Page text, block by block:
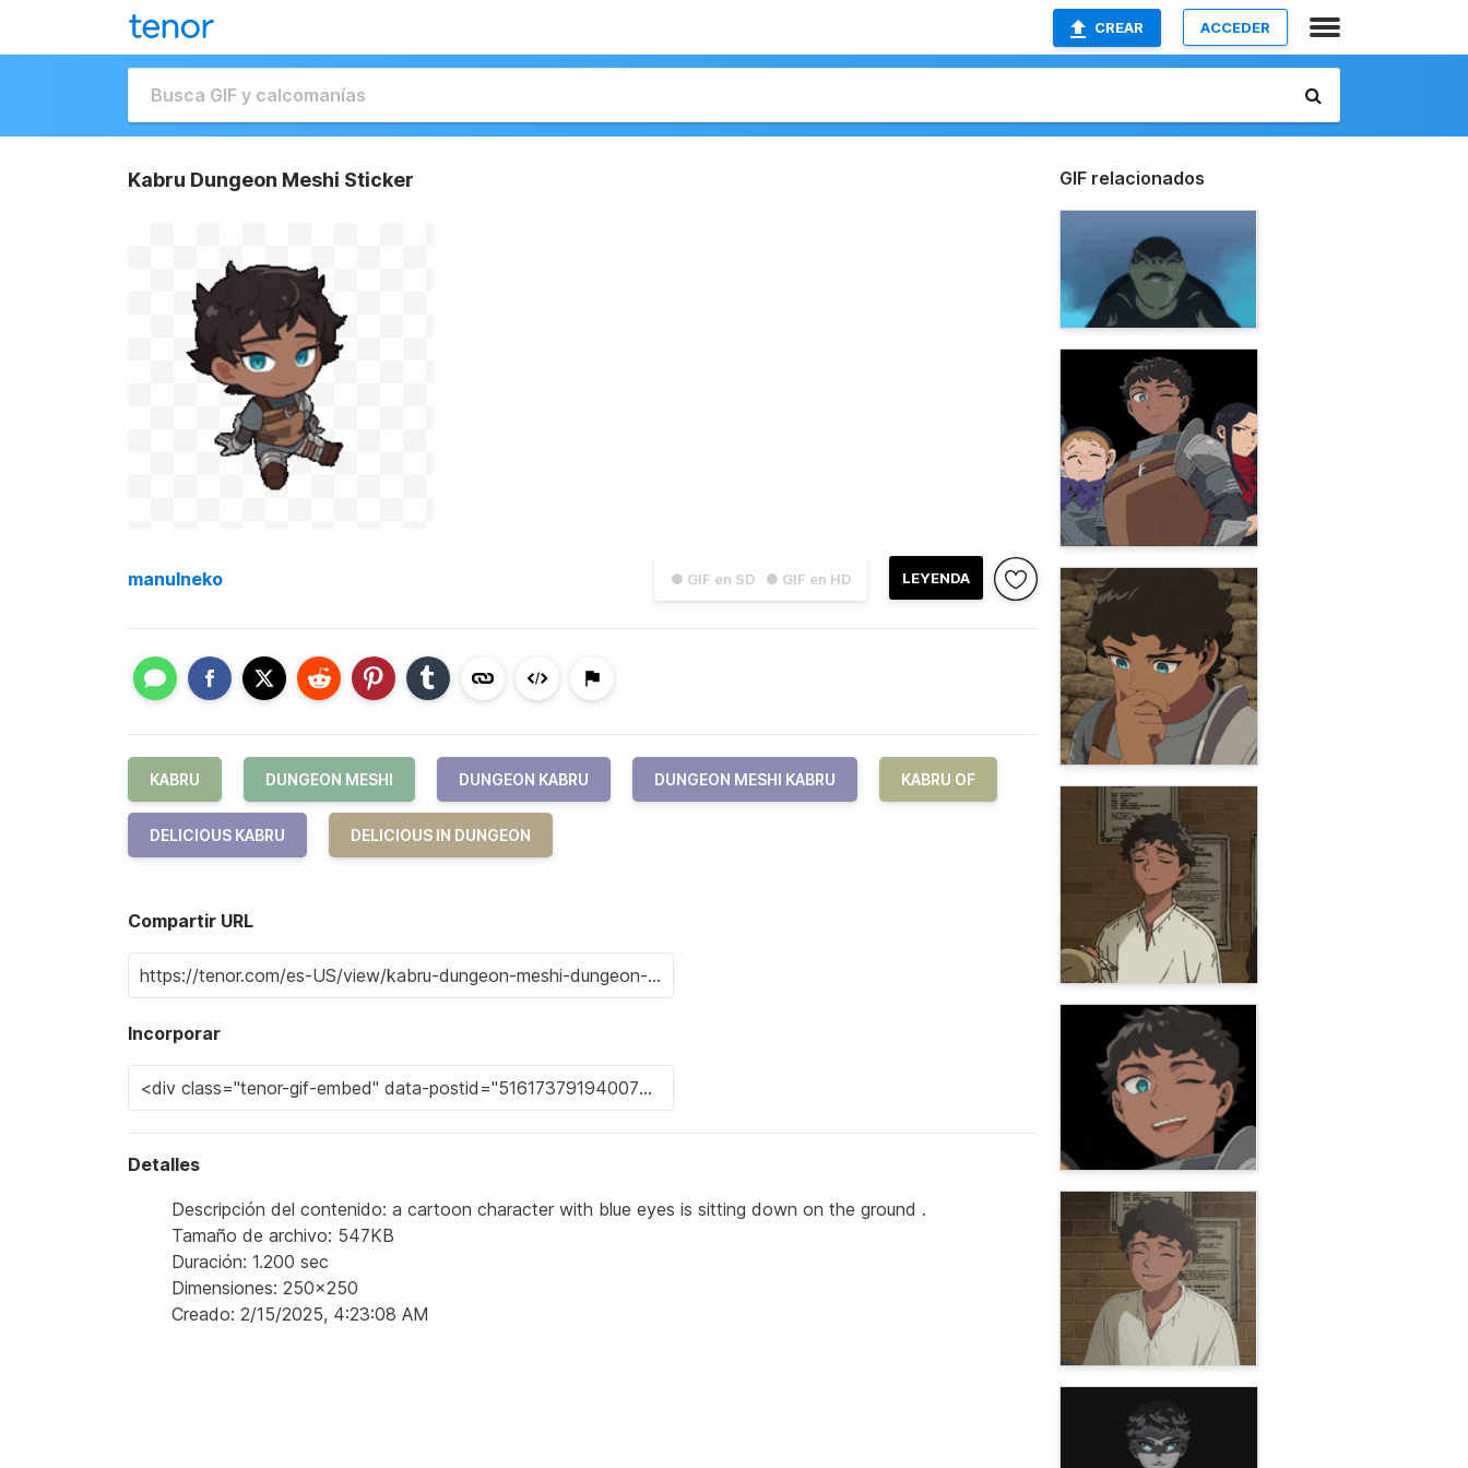
CREAR ACCEDER
Kabru Dungeon Meshi Sticker
● GIF en SD ● GIF en HD LEYENDA
manulneko
KABRU DUNGEON MESHI DUNGEON KABRU DUNGEON MESHI KABRU KABRU OF
DELICIOUS KABRU DELICIOUS IN DUNGEON
Compartir URL
Incorporar
Detalles
Descripción del contenido: a cartoon character with blue eyes is sitting down on the ground .
Tamaño de archivo: 547KB
Duración: 1.200 sec
Dimensiones: 250x250
Creado: 2/15/2025, 4:23:08 AM
GIF relacionados